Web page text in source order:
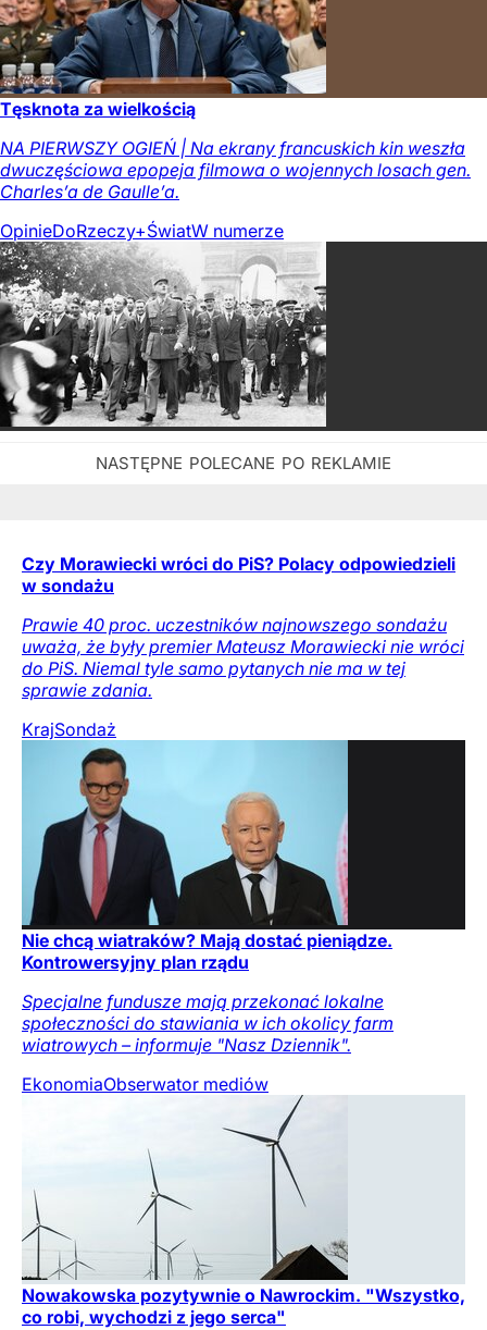
Tęsknota za wielkością
NA PIERWSZY OGIEŃ | Na ekrany francuskich kin weszła
dwuczęściowa epopeja filmowa o wojennych losach gen.
Charles’a de Gaulle’a.
OpinieDoRzeczy+ŚwiatW numerze
Czy Morawiecki wróci do PiS? Polacy odpowiedzieli
w sondażu
Prawie 40 proc. uczestników najnowszego sondażu
uważa, że były premier Mateusz Morawiecki nie wróci
do PiS. Niemal tyle samo pytanych nie ma w tej
sprawie zdania.
KrajSondaż
Nie chcą wiatraków? Mają dostać pieniądze.
Kontrowersyjny plan rządu
Specjalne fundusze mają przekonać lokalne
społeczności do stawiania w ich okolicy farm
wiatrowych – informuje "Nasz Dziennik".
EkonomiaObserwator mediów
Nowakowska pozytywnie o Nawrockim. "Wszystko,
co robi, wychodzi z jego serca"